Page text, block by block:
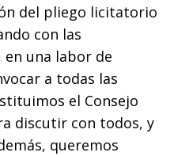
del pliego licitatorio
con las
en una labor de
a todas las
el Consejo
discutir con todos, y
queremos